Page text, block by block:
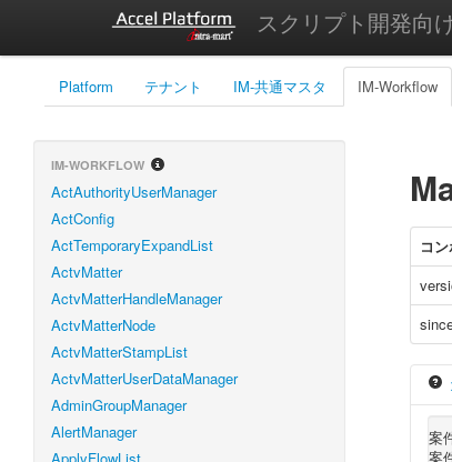
スクリプト開発向
Platform テナント IM-共通マスタ IM-Workflow
IM-WORKFLOW
ActAuthorityUserManager
ActConfig
ActTemporaryExpandList
ActvMatter
ActvMatterHandleManager
ActvMatterNode
ActvMatterStampList
ActvMatterUserDataManager
AdminGroupManager
AlertManager
コ
案
案